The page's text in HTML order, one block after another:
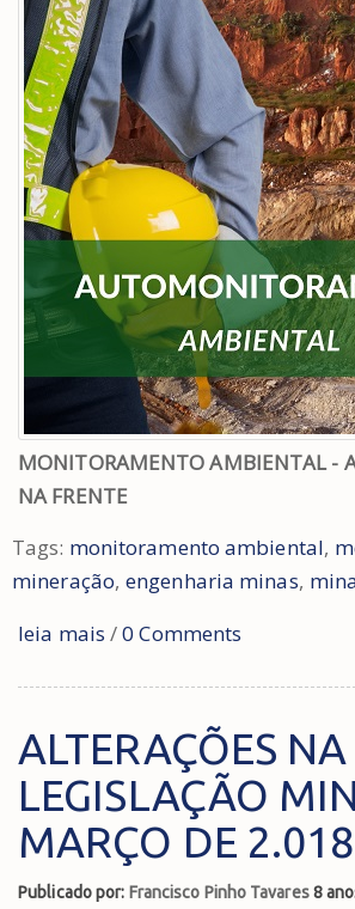
MONITORAMENTO AMBIENTAL -
NA FRENTE
Tags: monitoramento ambiental,
mineração, engenharia minas,
leia mais /0 Comments
ALTERAÇÕES NA
LEGISLAÇÃO
MARÇO DE 2.018
Publicado por: Francisco Pinho Tavares8